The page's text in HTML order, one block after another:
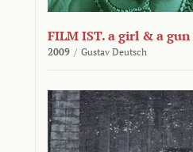
FILM IST. a girl & a gun
2009 / Gustav Deutsch